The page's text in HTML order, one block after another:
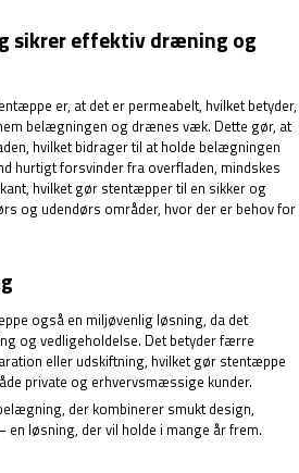
sikrer effektiv dræning og
er, at det er permeabelt, hvilket betyder,
belægningen og drænes væk. Dette gør, at
hvilket bidrager til at holde belægningen
hurtigt forsvinder fra overfladen, mindskes
hvilket gør stentæpper til en sikker og
og udendørs områder, hvor der er behov for
også en miljøvenlig løsning, da det
og vedligeholdelse. Det betyder færre
eller udskiftning, hvilket gør stentæppe
private og erhvervsmæssige kunder.
der kombinerer smukt design,
løsning, der vil holde i mange år frem.